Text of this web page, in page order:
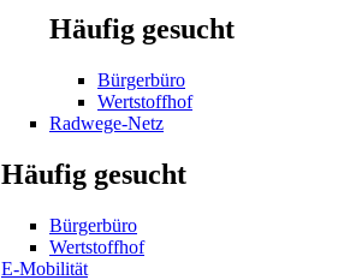
Häufig gesucht
Bürgerbüro
Wertstoffhof
Radwege-Netz
Häufig gesucht
Bürgerbüro
Wertstoffhof
E-Mobilität